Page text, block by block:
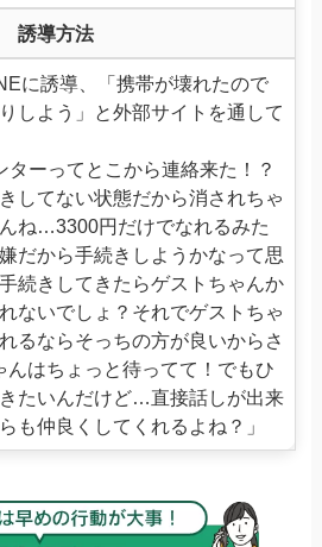
誘導方法
に誘導、「携帯が壊れたので
しよう」と外部サイトを通して
ーってとこから連絡来た！？
してない状態だから消されちゃ
ね…3300円だけでなれるみた
だから手続きしようかなって思
続きしてきたらゲストちゃんか
ないでしょ？それでゲストちゃ
るならそっちの方が良いからさ
んはちょっと待ってて！でもひ
たいんだけど…直接話しが出来
も仲良くしてくれるよね？」